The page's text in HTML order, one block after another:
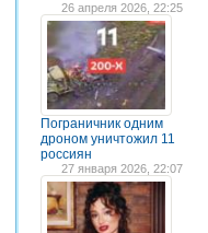
26 апреля 2026, 22:25
Пограничник одним
дроном уничтожил 11
россиян
27 января 2026, 22:07